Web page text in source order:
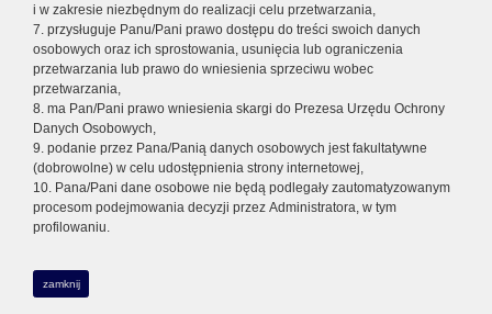
i w zakresie niezbędnym do realizacji celu przetwarzania,
7. przysługuje Panu/Pani prawo dostępu do treści swoich danych
osobowych oraz ich sprostowania, usunięcia lub ograniczenia
przetwarzania lub prawo do wniesienia sprzeciwu wobec
przetwarzania,
8. ma Pan/Pani prawo wniesienia skargi do Prezesa Urzędu Ochrony
Danych Osobowych,
9. podanie przez Pana/Panią danych osobowych jest fakultatywne
(dobrowolne) w celu udostępnienia strony internetowej,
10. Pana/Pani dane osobowe nie będą podlegały zautomatyzowanym
procesom podejmowania decyzji przez Administratora, w tym
profilowaniu.
zamknij